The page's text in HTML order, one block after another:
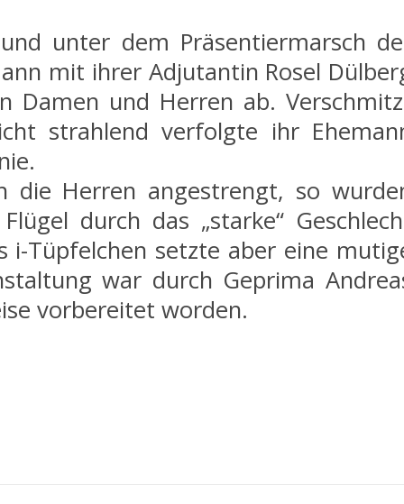
unter dem Präsentiermarsch
mit ihrer Adjutantin Rosel
Damen und Herren ab.
strahlend verfolgte ihr
die Herren angestrengt, so
durch das „starke“
i-Tüpfelchen setzte aber eine
war durch Geprima
vorbereitet worden.